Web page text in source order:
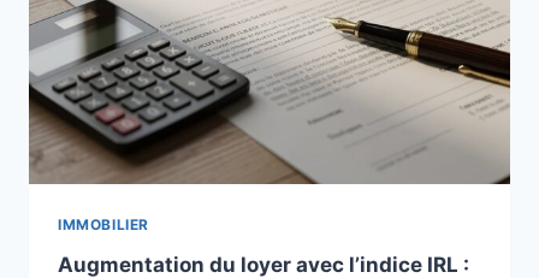
IMMOBILIER
Augmentation du loyer avec l’indice IRL :